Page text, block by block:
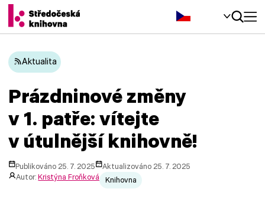
Čeština‎
Aktualita
Prázdninové změny
v 1. patře: vítejte
v útulnější knihovně!
Publikováno 25. 7. 2025
Aktualizováno 25. 7. 2025
Autor:Kristýna Froňková Knihovna